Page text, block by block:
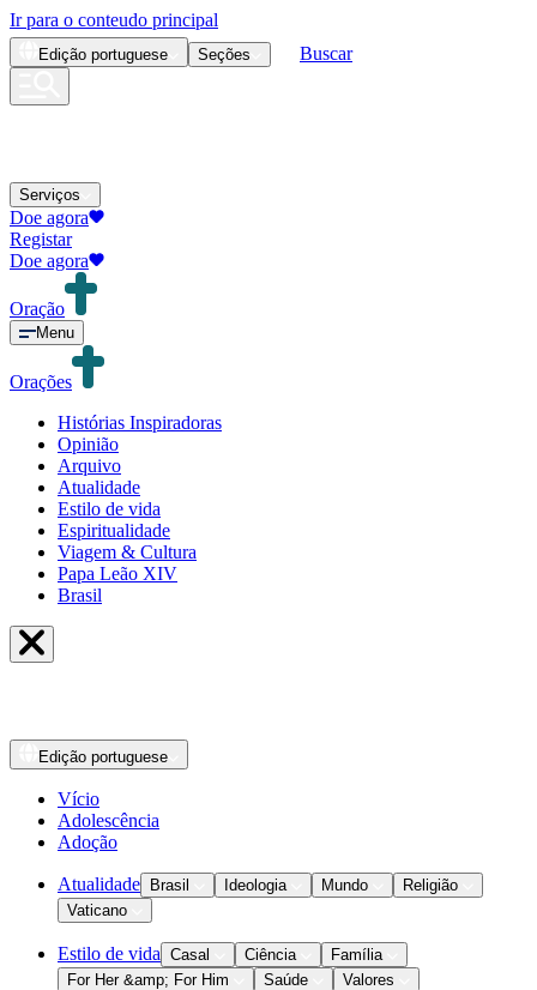
Ir para o conteudo principal
Edição portuguese Seções Buscar
Serviços
Doe agora
Registar
Doe agora
Oração
Menu
Orações
Histórias Inspiradoras
Opinião
Arquivo
Atualidade
Estilo de vida
Espiritualidade
Viagem & Cultura
Papa Leão XIV
Brasil
Edição portuguese
Vício
Adolescência
Adoção
Atualidade Brasil Ideologia Mundo
Religião
Vaticano
Estilo de vida Casal Ciência
Família
For Her &amp; For Him
Saúde
Valores